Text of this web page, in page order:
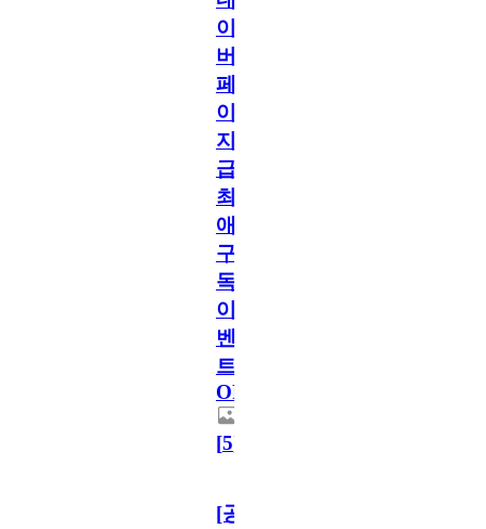
이
버
페
이
지
급!
최
애
구
독
이
벤
트
OPEN!
[5]
[공